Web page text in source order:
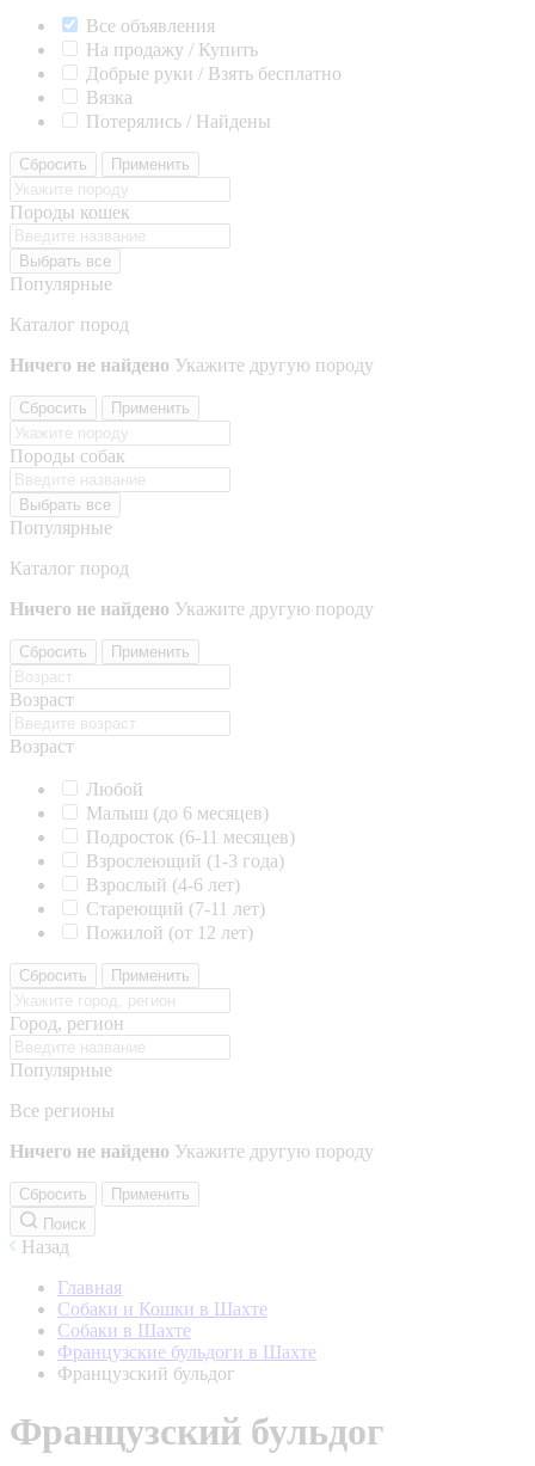
Все объявления
На продажу / Купить
Добрые руки / Взять бесплатно
Вязка
Потерялись / Найдены
Сбросить Применить
Породы кошек
Выбрать все
Популярные
Каталог пород
Ничего не найдено Укажите другую породу
Сбросить Применить
Породы собак
Выбрать все
Популярные
Каталог пород
Ничего не найдено Укажите другую породу
Сбросить Применить
Возраст
Возраст
Любой
Малыш (до 6 месяцев)
Подросток (6-11 месяцев)
Взрослеющий (1-3 года)
Взрослый (4-6 лет)
Стареющий (7-11 лет)
Пожилой (от 12 лет)
Сбросить Применить
Город, регион
Популярные
Все регионы
Ничего не найдено Укажите другую породу
Сбросить
Применить
Поиск
Назад
Главная
Собаки и Кошки в Шахте
Собаки в Шахте
Французские бульдоги в Шахте
Французский бульдог
Французский бульдог